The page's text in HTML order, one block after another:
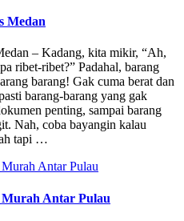
Medan
– Kadang, kita mikir, “Ah,
ribet-ribet?” Padahal, barang
barang! Gak cuma berat dan
barang-barang yang gak
penting, sampai barang
Nah, coba bayangin kalau
tapi …
Murah Antar Pulau